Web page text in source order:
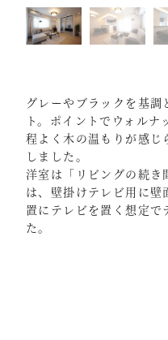
グレーやブラックを基調
ト。ポイントでウォルナ
程よく木の温もりが感じ
しました。
洋室は「リビングの続
は、壁掛けテレビ用に壁
置にテレビを置く想定
た。